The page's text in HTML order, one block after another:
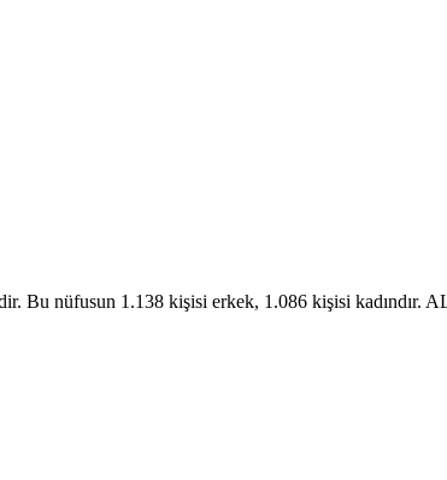
nüfusun 1.138 kişisi erkek, 1.086 kişisi kadındır.